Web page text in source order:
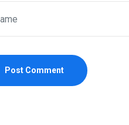
Post Comment